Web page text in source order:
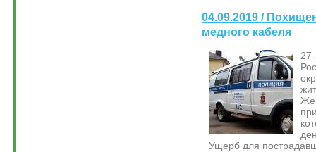
04.09.2019 /
медного кабеля
27
Ущерб для